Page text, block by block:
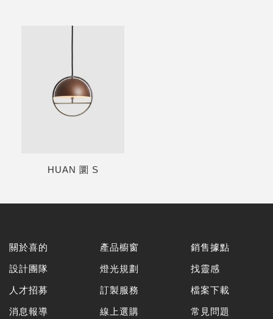
HUAN 圜 S
關於喜的
設計團隊
人才招募
消息報導
產品櫥窗
燈光規劃
訂製服務
線上選購
銷售據點
找靈感
檔案下載
常見問題